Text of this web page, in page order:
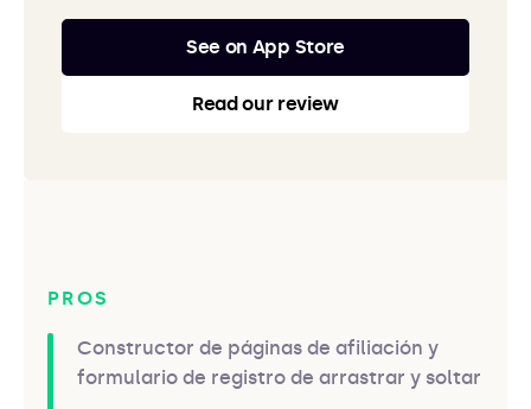
See on App Store
Read our review
PROS
Constructor de páginas de afiliación y
formulario de registro de arrastrar y soltar